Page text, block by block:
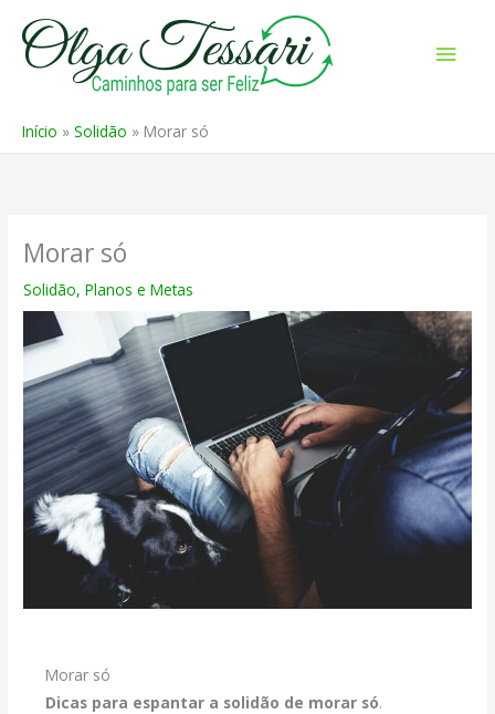
para
Início Solidão Morar só
Morar só
Solidão,Planos e Metas
Morar só
Dicas para espantar a solidão de morar só.